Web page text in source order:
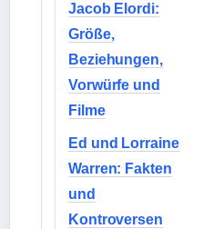
Jacob Elordi:
Größe,
Beziehungen,
Vorwürfe und
Filme
Ed und Lorraine
Warren: Fakten
und
Kontroversen